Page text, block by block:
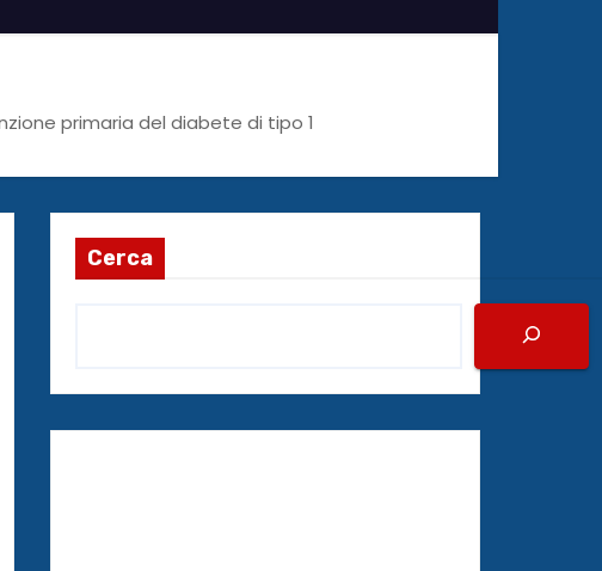
primaria del diabete di tipo 1
Cerca